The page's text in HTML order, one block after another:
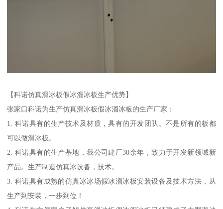
【科诺仿真滑冰板假冰溜冰板生产优势】
张家口科诺为生产仿真滑冰板假冰溜冰板的生产厂家：
1. 科诺具有的生产技术及材质，具有的开发团队。不是所有的板都
可以做滑冰板。
2. 科诺具有的生产基地，我公司建厂30余年，致力于开发新领域新
产品。生产制造仿真冰设备，技术。
3. 科诺具有成熟的仿真冰冰场假冰溜冰板安装设备及技术方法，从
生产到安装，一步到位！